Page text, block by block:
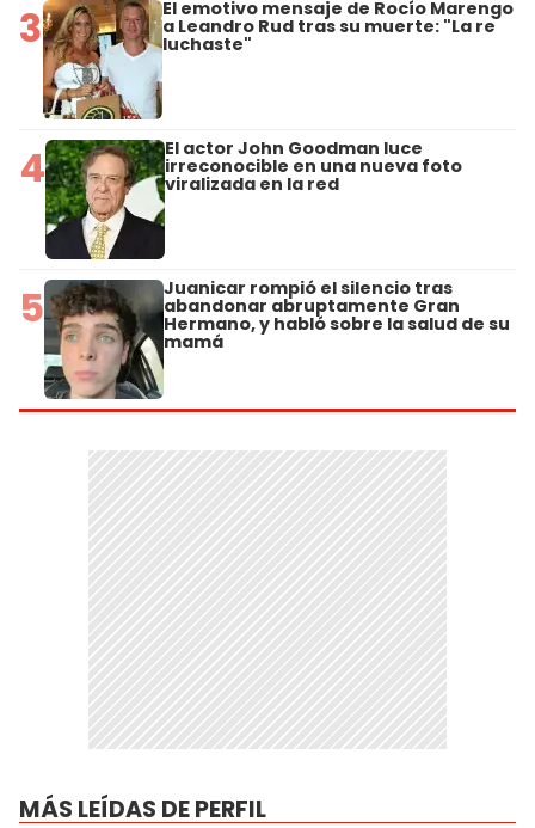
3 El emotivo mensaje de Rocío Marengo
a Leandro Rud tras su muerte: "La re
luchaste"
4 El actor John Goodman luce
irreconocible en una nueva foto
viralizada en la red
5 Juanicar rompió el silencio tras
abandonar abruptamente Gran
Hermano, y habló sobre la salud de su
mamá
MÁS LEÍDAS DE PERFIL